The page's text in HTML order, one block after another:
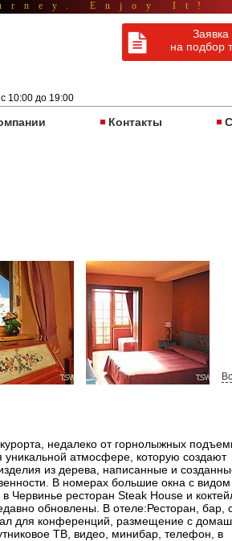
Enjoy It!
10:00 до 19:00
Заявка
на подбор
Контакты
недалеко от горнолыжных
уникальной атмосфере, которую создают
из дерева, написанные и
В номерах большие окна с видом
Червинье ресторан Steak House и
обновлены. В отеле:Ресторан, бар,
для конференций, размещение с
ТВ, видео, минибар, телефон, в